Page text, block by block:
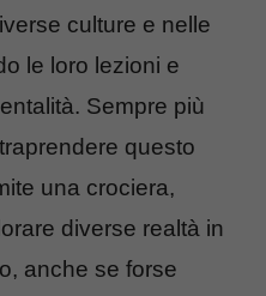
culture e nelle
le loro lezioni e
Sempre più
questo
una crociera,
diverse realtà in
anche se forse